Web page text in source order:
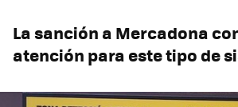
La sanción a Mercadona
atención para este tipo de